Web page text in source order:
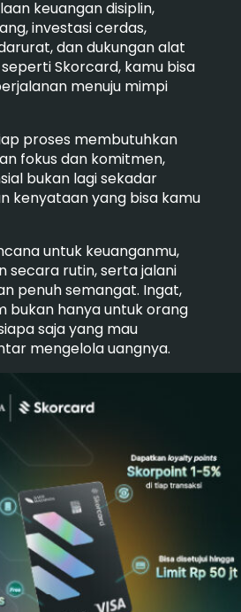
keuangan disiplin,
investasi cerdas,
dan dukungan alat
Skorcard, kamu bisa
menuju mimpi
proses membutuhkan
fokus dan komitmen,
bukan lagi sekadar
kenyataan yang bisa kamu
untuk keuanganmu,
secara rutin, serta jalani
penuh semangat. Ingat,
bukan hanya untuk orang
saja yang mau
mengelola uangnya.